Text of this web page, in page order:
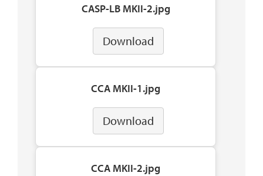
CASP-LB MKII-2.jpg
Download
CCA MKII-1.jpg
Download
CCA MKII-2.jpg